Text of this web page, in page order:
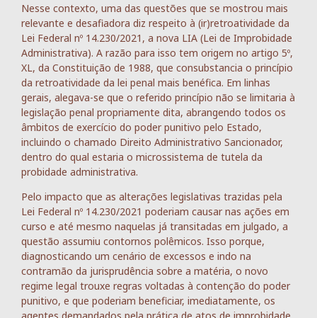
Nesse contexto, uma das questões que se mostrou mais
relevante e desafiadora diz respeito à (ir)retroatividade da
Lei Federal nº 14.230/2021, a nova LIA (Lei de Improbidade
Administrativa). A razão para isso tem origem no artigo 5º,
XL, da Constituição de 1988, que consubstancia o princípio
da retroatividade da lei penal mais benéfica. Em linhas
gerais, alegava-se que o referido princípio não se limitaria à
legislação penal propriamente dita, abrangendo todos os
âmbitos de exercício do poder punitivo pelo Estado,
incluindo o chamado Direito Administrativo Sancionador,
dentro do qual estaria o microssistema de tutela da
probidade administrativa.
Pelo impacto que as alterações legislativas trazidas pela
Lei Federal nº 14.230/2021 poderiam causar nas ações em
curso e até mesmo naquelas já transitadas em julgado, a
questão assumiu contornos polêmicos. Isso porque,
diagnosticando um cenário de excessos e indo na
contramão da jurisprudência sobre a matéria, o novo
regime legal trouxe regras voltadas à contenção do poder
punitivo, e que poderiam beneficiar, imediatamente, os